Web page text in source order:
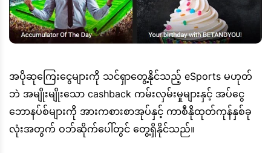
အပိုဆုကြေးငွေများကို သင်ရှာတွေ့နိုင်သည့် eSports မဟုတ်
ဘဲ အမျိုးမျိုးသော cashback ကမ်းလှမ်းမှုများနှင့် အပ်ငွေ
ဘောနပ်စ်များကို အားကစားစာအုပ်နှင့် ကာစီနိုထုတ်ကုန်နှစ်ခု
လုံးအတွက် ဝဘ်ဆိုက်ပေါ်တွင် တွေ့ရှိနိုင်သည်။